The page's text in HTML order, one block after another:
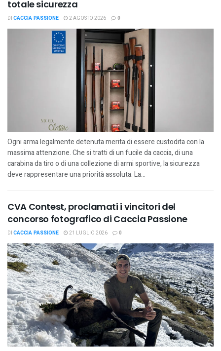
totale sicurezza
DI CACCIA PASSIONE 2 AGOSTO 2026 0
Ogni arma legalmente detenuta merita di essere custodita con la
massima attenzione. Che si tratti di un fucile da caccia, di una
carabina da tiro o di una collezione di armi sportive, la sicurezza
deve rappresentare una priorità assoluta. La...
CVA Contest, proclamati i vincitori del
concorso fotografico di Caccia Passione
DI CACCIA PASSIONE 21 LUGLIO 2026 0